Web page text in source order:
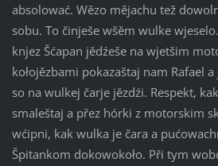
absolować. Wězo mějachu tež
sobu. To činješe wšěm wulke
knjez Šćapan jědźeše na wjetšim
kołojězbami pokazaštaj nam Rafael
so na wulkej čarje jězdźi. Respekt,
smaleštaj a přez hórki z motorskim
wćipni, kak wulka je čara a
Špitankom dokowokoło. Při tym